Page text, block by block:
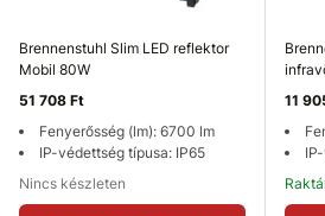
Brennenstuhl Slim LED reflektor
Mobil 80W
51 708 Ft
Fenyerősség (lm): 6700 lm
IP-védettség típusa: IP65
Nincs készleten
11